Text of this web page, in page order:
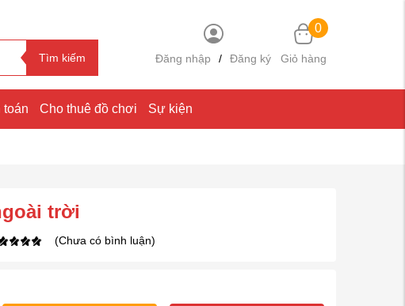
Tìm kiếm Đăng nhập / Đăng ký
0
Giỏ hàng
toán Cho thuê đồ chơi Sự kiện
trời
(Chưa có bình luận)